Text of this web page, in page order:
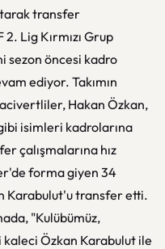
transfer
Lig Kırmızı Grup
sezon öncesi kadro
ediyor. Takımın
Hakan Özkan,
isimleri kadrolarına
çalışmalarına hız
forma giyen 34
Karabulut'u transfer etti.
"Kulübümüz,
kaleci Özkan Karabulut ile